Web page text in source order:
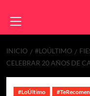
INICIO #LOÚLTIMO
CELEBRAR 20 AÑOS DE
#LoÚltimo